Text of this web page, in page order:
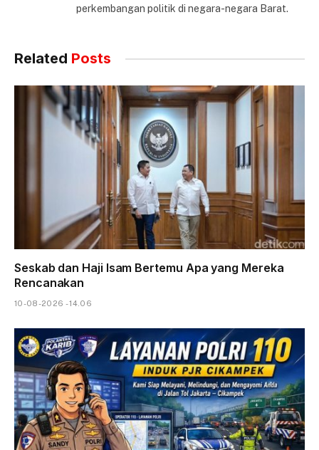
perkembangan politik di negara-negara Barat.
Related Posts
Seskab dan Haji Isam Bertemu Apa yang Mereka
Rencanakan
10-08-2026 - 14.06